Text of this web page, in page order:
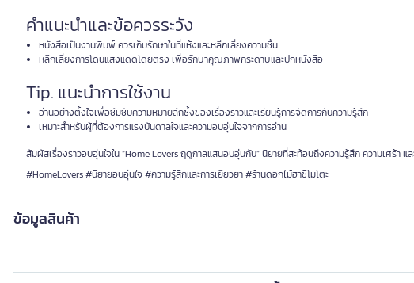
คำแนะนำและข้อควรระวัง
หนังสือเป็นงานพิมพ์ ควรเก็บรักษาในที่แห้งและหลีกเลี่ยงความชื้น
หลีกเลี่ยงการโดนแสงแดดโดยตรง เพื่อรักษาคุณภาพกระดาษและปกหนังสือ
Tip. แนะนำการใช้งาน
อ่านอย่างตั้งใจเพื่อซึมซับความหมายลึกซึ้งของเรื่องราวและเรียนรู้การจัดการกับความรู้สึก
เหมาะสำหรับผู้ที่ต้องการแรงบันดาลใจและความอบอุ่นใจจากการอ่าน
สัมผัสเรื่องราวอบอุ่นใจใน “Home Lovers ฤดูกาลแสนอบอุ่นกับ” นิยายที่สะท้อนถึงความรู้สึก ความเศร้า แล
#HomeLovers #นิยายอบอุ่นใจ #ความรู้สึกและการเยียวยา #ร้านดอกไม้ฮาชิโมโตะ
ข้อมูลสินค้า